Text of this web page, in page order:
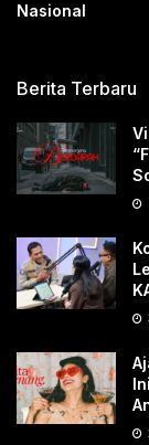
Nasional
Berita Terbaru